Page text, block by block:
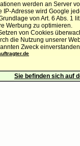
werden an Server
IP-Adresse wird Google
von Art. 6 Abs.
Werbung zu optimieren.
von Cookies
die Nutzung unserer
Zweck
Sie befinden sich auf